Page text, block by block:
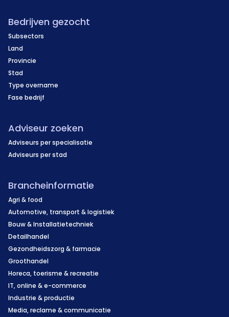
Bedrijven gezocht
Subsectors
Land
Provincie
Stad
Type overname
Fase bedrijf
Adviseur zoeken
Adviseurs per specialisatie
Adviseurs per stad
Brancheinformatie
Agri & food
Automotive, transport & logistiek
Bouw & Installatietechniek
Detailhandel
Gezondheidszorg & farmacie
Groothandel
Horeca, toerisme & recreatie
IT, online & e-commerce
Industrie & productie
Media, reclame & communicatie